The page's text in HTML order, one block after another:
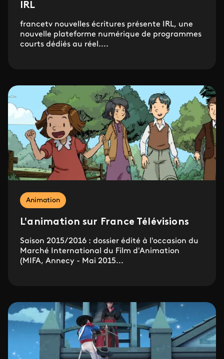
IRL
francetv nouvelles écritures présente IRL, une
nouvelle plateforme numérique de programmes
courts dédiés au réel....
Animation
L'animation sur France Télévisions
Saison 2015/2016 : dossier édité à l'occasion du
Marché International du Film d'Animation
(MIFA, Annecy - Mai 2015...